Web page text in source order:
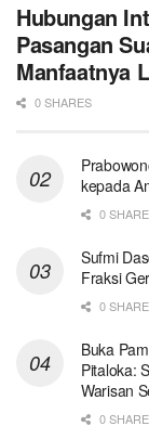
Hubungan
Pasangan
Manfaatnya
0 SHARES
kepada
0
Sufmi
Fraksi
0
Buka
Pitaloka:
Warisan
0